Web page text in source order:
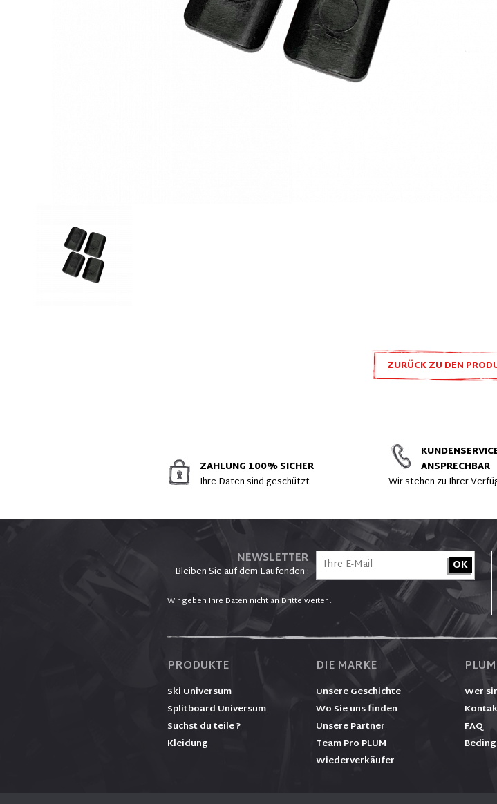
ZURÜCK ZU DEN
ZAHLUNG 100% SICHER
Ihre Daten sind geschützt
ANSPRECHBAR
Wir stehen zu Ihrer
NEWSLETTER
Bleiben Sie auf dem Laufenden :
Wir geben Ihre Daten nicht an Dritte weiter .
PRODUKTE
Ski Universum
Splitboard Universum
Suchst du teile ?
Kleidung
DIE MARKE
Unsere Geschichte
Wo Sie uns finden
Unsere Partner
Team Pro PLUM
Wiederverkäufer
PLUM
Wer
FAQ